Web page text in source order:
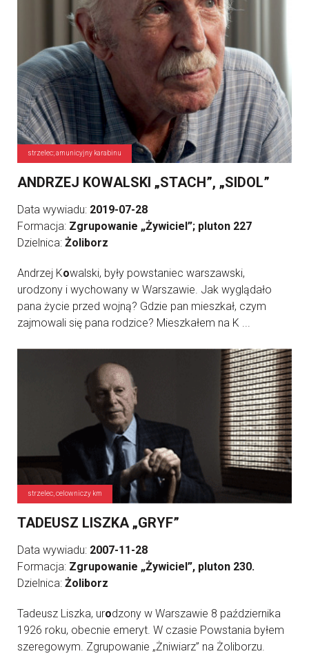
strzelec; amunicyjny karabinu
ANDRZEJ KOWALSKI „STACH”, „SIDOL”
Data wywiadu: 2019-07-28
Formacja: Zgrupowanie „Żywiciel”; pluton 227
Dzielnica: Żoliborz
Andrzej Kowalski, były powstaniec warszawski,
urodzony i wychowany w Warszawie. Jak wyglądało
pana życie przed wojną? Gdzie pan mieszkał, czym
zajmowali się pana rodzice? Mieszkałem na K ...
strzelec, celowniczy km
TADEUSZ LISZKA „GRYF”
Data wywiadu: 2007-11-28
Formacja: Zgrupowanie „Żywiciel”, pluton 230.
Dzielnica: Żoliborz
Tadeusz Liszka, urodzony w Warszawie 8 października
1926 roku, obecnie emeryt. W czasie Powstania byłem
szeregowym. Zgrupowanie „Żniwiarz” na Żoliborzu.